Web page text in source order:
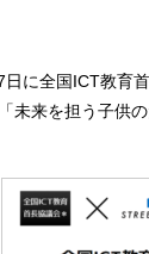
に全国ICT教育
未来を担う子供